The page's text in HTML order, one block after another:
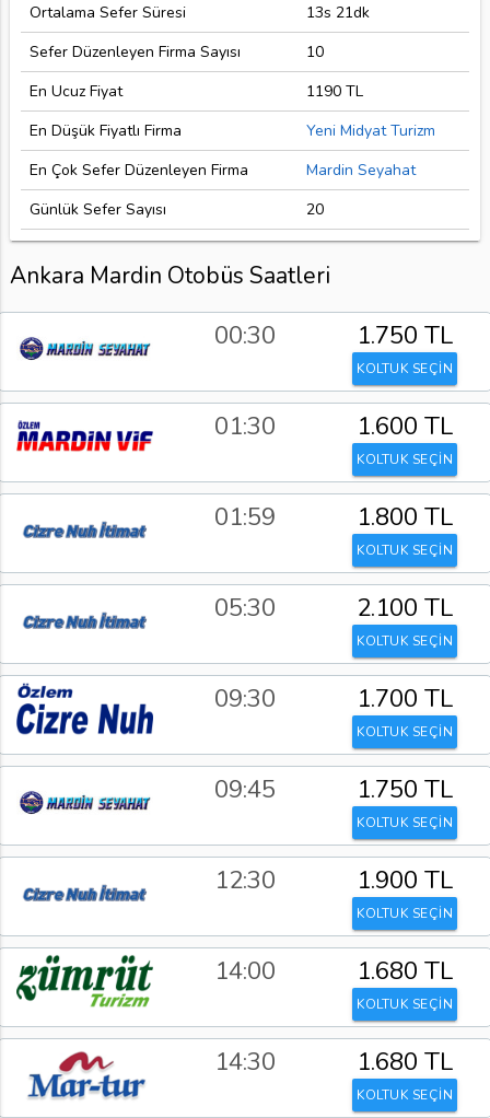
Ortalama Sefer Süresi
13s 21dk
Sefer Düzenleyen Firma Sayısı
10
En Ucuz Fiyat
1190 TL
En Düşük Fiyatlı Firma
Yeni Midyat Turizm
En Çok Sefer Düzenleyen Firma
Mardin Seyahat
Günlük Sefer Sayısı
20
Ankara Mardin Otobüs Saatleri
00:30 1.750 TL
KOLTUK SEÇİN
01:30 1.600 TL
KOLTUK SEÇİN
01:59 1.800 TL
KOLTUK SEÇİN
05:30 2.100 TL
KOLTUK SEÇİN
09:30 1.700 TL
KOLTUK SEÇİN
09:45 1.750 TL
KOLTUK SEÇİN
12:30 1.900 TL
KOLTUK SEÇİN
14:00 1.680 TL
KOLTUK SEÇİN
14:30 1.680 TL
KOLTUK SEÇİN